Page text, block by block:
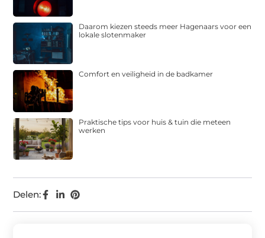
Delen:
Daarom kiezen steeds meer Hagenaars voor een
lokale slotenmaker
Comfort en veiligheid in de badkamer
Praktische tips voor huis & tuin die meteen
werken